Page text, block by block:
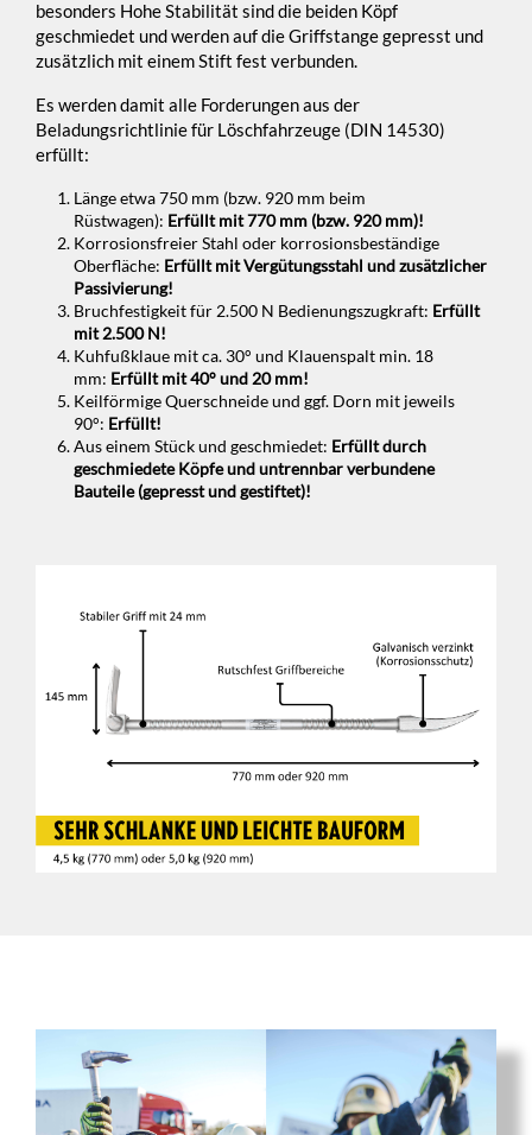
besonders Hohe Stabilität sind die beiden Köpf
geschmiedet und werden auf die Griffstange gepresst und
zusätzlich mit einem Stift fest verbunden.
Es werden damit alle Forderungen aus der
Beladungsrichtlinie für Löschfahrzeuge (DIN 14530)
erfüllt:
Länge etwa 750 mm (bzw. 920 mm beim
Rüstwagen): Erfüllt mit 770 mm (bzw. 920 mm)!
Korrosionsfreier Stahl oder korrosionsbeständige
Oberfläche: Erfüllt mit Vergütungsstahl und zusätzlicher
Passivierung!
Bruchfestigkeit für 2.500 N Bedienungszugkraft: Erfüllt
mit 2.500 N!
Kuhfußklaue mit ca. 30° und Klauenspalt min. 18
mm: Erfüllt mit 40° und 20 mm!
Keilförmige Querschneide und ggf. Dorn mit jeweils
90°: Erfüllt!
Aus einem Stück und geschmiedet: Erfüllt durch
geschmiedete Köpfe und untrennbar verbundene
Bauteile (gepresst und gestiftet)!